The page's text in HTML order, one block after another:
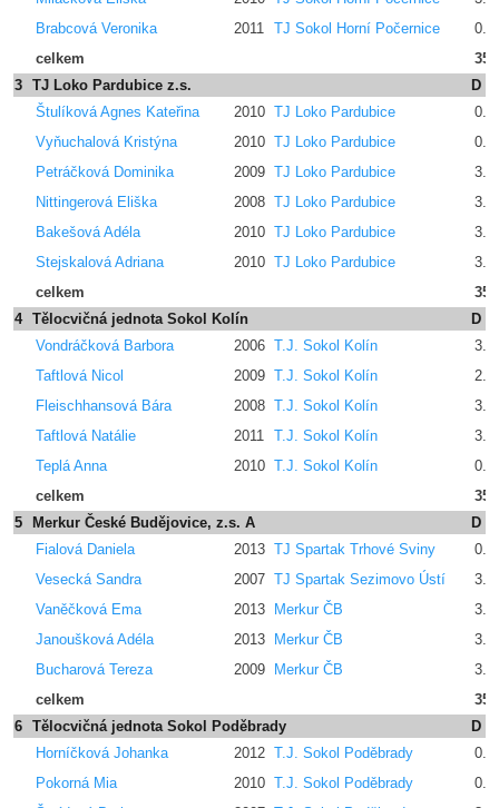
Brabcová Veronika
2011 TJ Sokol Horní Počernice
celkem
3 TJ Loko Pardubice z.s.
D
Štulíková Agnes Kateřina
2010 TJ Loko Pardubice
Vyňuchalová Kristýna
2010 TJ Loko Pardubice
Petráčková Dominika
2009 TJ Loko Pardubice
Nittingerová Eliška
2008 TJ Loko Pardubice
Bakešová Adéla
2010 TJ Loko Pardubice
Stejskalová Adriana
2010 TJ Loko Pardubice
celkem
4 Tělocvičná jednota Sokol Kolín
D
Vondráčková Barbora
2006 T.J. Sokol Kolín
Taftlová Nicol
2009 T.J. Sokol Kolín
Fleischhansová Bára
2008 T.J. Sokol Kolín
Taftlová Natálie
2011 T.J. Sokol Kolín
Teplá Anna
2010 T.J. Sokol Kolín
celkem
5
Merkur České Budějovice, z.s. A
D
Fialová Daniela
2013 TJ Spartak Trhové Sviny
Vesecká Sandra
2007 TJ Spartak Sezimovo Ústí
Vaněčková Ema
2013 Merkur ČB
Janoušková Adéla
2013 Merkur ČB
Bucharová Tereza
2009 Merkur ČB
celkem
6 Tělocvičná jednota Sokol Poděbrady
D
Horníčková Johanka
2012 T.J. Sokol Poděbrady
Pokorná Mia
2010 T.J. Sokol Poděbrady